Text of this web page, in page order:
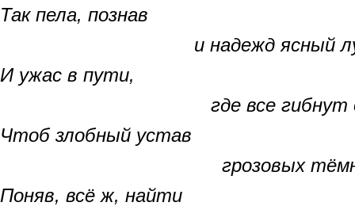
Так пела, познав
и надежд ясный
И ужас в пути,
где все гибнут
Чтоб злобный устав
грозовых тёмных
Поняв, всё ж, найти